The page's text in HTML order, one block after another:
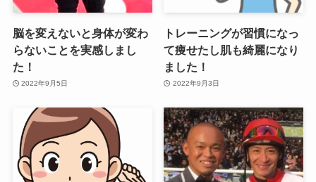
脳を変えないと身体が変わ
らないことを実感しまし
た！
2022年9月5日
トレーニングが習慣になっ
て痩せたし肌も綺麗になり
ました！
2022年9月3日